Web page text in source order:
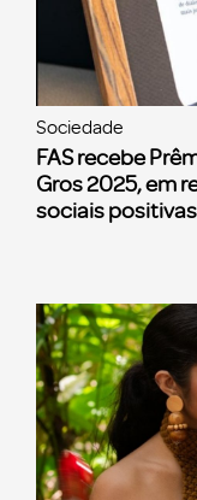
Sociedade
FAS recebe
Gros 2025, em
sociais positivas